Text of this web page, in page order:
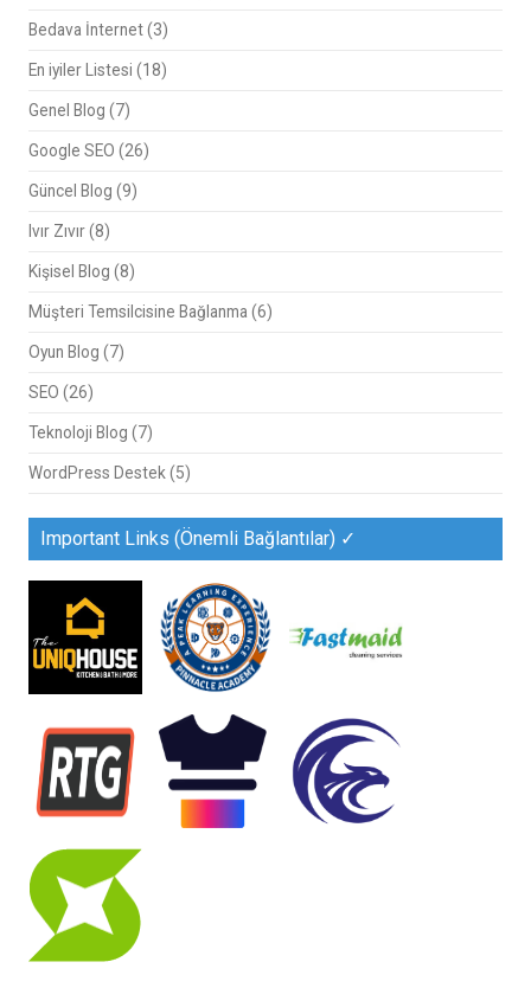
Bedava İnternet(3)
En iyiler Listesi (18)
Genel Blog (7)
Google SEO (26)
Güncel Blog (9)
Ivır Zıvır(8)
Kişisel Blog (8)
Müşteri Temsilcisine Bağlanma (6)
Oyun Blog (7)
SEO (26)
Teknoloji Blog (7)
WordPress Destek (5)
Important Links (Önemli Bağlantılar) ✓